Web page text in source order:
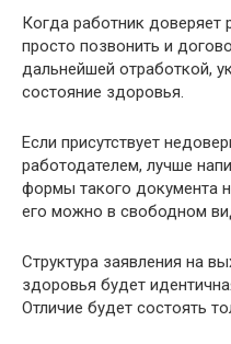
Когда работник
просто позвонить и
дальнейшей отработкой,
состояние здоровья.
Если присутствует
работодателем, лучше
формы такого документа
его можно в свободном
Структура заявления на
здоровья будет
Отличие будет состоять